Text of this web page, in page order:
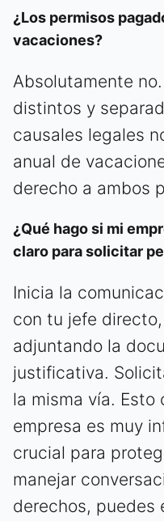
¿Los permisos
vacaciones?
Absolutamente
distintos y
causales legales
anual de
derecho a ambos
¿Qué hago si mi
claro para solicitar
Inicia la
con tu jefe
adjuntando la
justificativa.
la misma vía. Esto
empresa es muy
crucial para
manejar
derechos, puedes